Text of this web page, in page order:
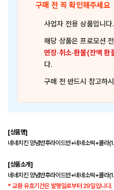
구매 전 꼭 확인해주세요
사업자 전용 상품입니다.
해당 상품은프로모션
연장·취소·환불(잔액 환
다.
구매 전 반드시 참고하
[상품명]
네네치킨 양념반후라이드반+네네소떡+콜라
[상품소개]
네네치킨 양념반후라이드반+네네소떡+콜라
* 교환 유효기간은 발행일로부터 29일입니다.